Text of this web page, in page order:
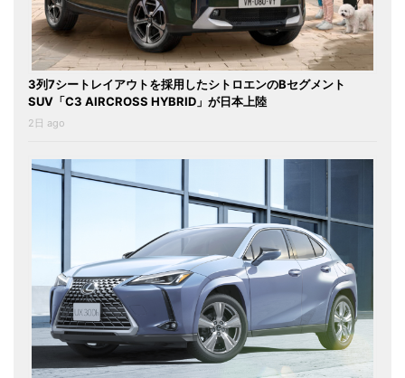
3列7シートレイアウトを採用したシトロエンのBセグメント
SUV「C3 AIRCROSS HYBRID」が日本上陸
2日 ago